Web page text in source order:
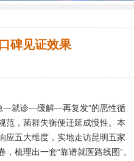
碑见证效果
—就诊—缓解—再复发”的恶性循
范，菌群失衡便迁延成慢性。本
应五大维度，实地走访昆明五家
梳理出一套“靠谱就医路线图”。